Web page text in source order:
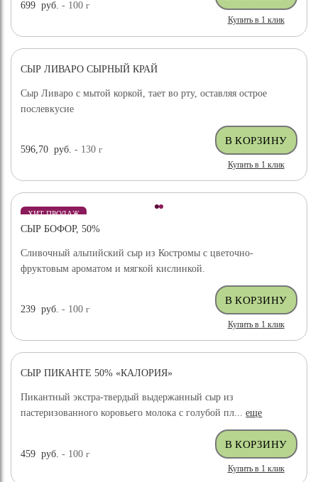
699 руб. - 100г
Купить в 1 клик
СЫР ЛИВАРО СЫРНЫЙ КРАЙ
Сыр Ливаро с мытой коркой, тает во рту, оставляя острое
послевкусие
596,70 руб. - 130г
Купить в 1 клик
ХИТ ПРОДАЖ
СЫР БОФОР, 50%
Сливочный альпийский сыр из Костромы с цветочно-
фруктовым ароматом и мягкой кислинкой.
239 руб. - 100г
Купить в 1 клик
СЫР ПИКАНТЕ 50% «КАЛОРИЯ»
Пикантный экстра-твердый выдержанный сыр из
пастеризованного коровьего молока с голубой пл...еще
459 руб. - 100г
Купить в 1 клик